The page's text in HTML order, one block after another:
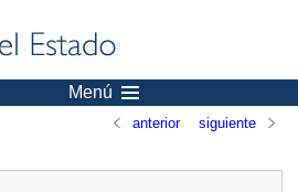
Menú
anterior siguiente